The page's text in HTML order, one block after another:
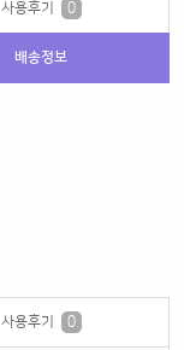
사용후기 0
배송정보
사용후기 0